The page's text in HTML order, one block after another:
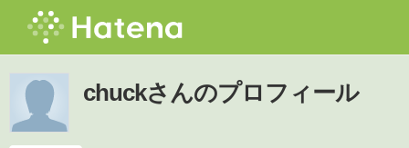
chuckさんのプロフィール